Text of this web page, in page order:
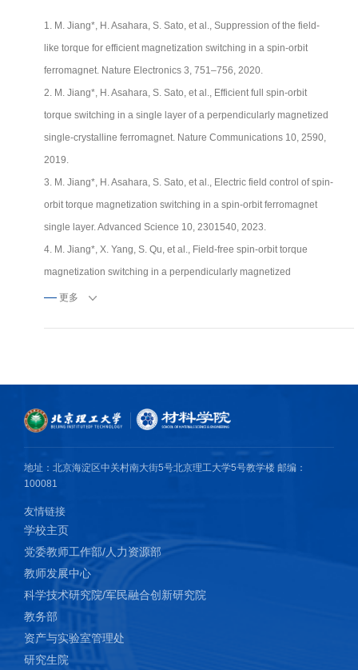
1. M. Jiang*, H. Asahara, S. Sato, et al., Suppression of the field-
like torque for efficient magnetization switching in a spin-orbit
ferromagnet. Nature Electronics 3, 751–756, 2020.
2. M. Jiang*, H. Asahara, S. Sato, et al., Efficient full spin-orbit
torque switching in a single layer of a perpendicularly magnetized
single-crystalline ferromagnet. Nature Communications 10, 2590,
2019.
3. M. Jiang*, H. Asahara, S. Sato, et al., Electric field control of spin-
orbit torque magnetization switching in a spin-orbit ferromagnet
single layer. Advanced Science 10, 2301540, 2023.
4. M. Jiang*, X. Yang, S. Qu, et al., Field-free spin-orbit torque
magnetization switching in a perpendicularly magnetized
semiconductor (Ga,Mn)As single layer. ACS Appl. Mater. Interfaces
MgO (100) substrate. Physical Review Applied 24(6), 064010,
6. Z. Han Z, Y. Huo, … , M. Jiang*, Unveiling the potential of spin–
orbit torque in a magnetic single layer for advancing spintronics
application. Applied Physics Reviews 13, 011305, 2026.
electromagnetic functional materials. Advanced Functional
Materials, 35(10), 2416673, 2024.
8. X. Liu, L. Li, … , M. Jiang*, A lightweight CoNi0.5@NC/SiCf filler
Journal 525(1), 170604, 2025.
9. Y. Li, J. Bai, … , M. Jiang*, Lightweight carbonyl iron powder-
更多
地址：北京海淀区中关村南大街5号北京理工大学5号教学楼 邮编：
100081
友情链接
学校主页
党委教师工作部/人力资源部
教师发展中心
科学技术研究院/军民融合创新研究院
教务部
资产与实验室管理处
研究生院